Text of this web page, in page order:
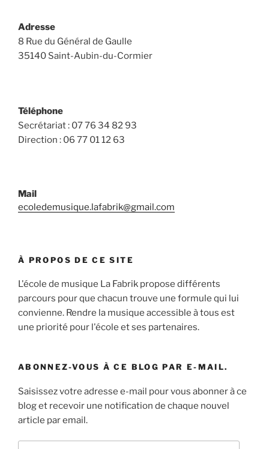
Adresse
8 Rue du Général de Gaulle
35140 Saint-Aubin-du-Cormier
Téléphone
Secrétariat : 07 76 34 82 93
Direction : 06 77 01 12 63
Mail
ecoledemusique.lafabrik@gmail.com
À PROPOS DE CE SITE
L'école de musique La Fabrik propose différents
parcours pour que chacun trouve une formule qui lui
convienne. Rendre la musique accessible à tous est
une priorité pour l'école et ses partenaires.
ABONNEZ-VOUS À CE BLOG PAR E-MAIL.
Saisissez votre adresse e-mail pour vous abonner à ce
blog et recevoir une notification de chaque nouvel
article par email.